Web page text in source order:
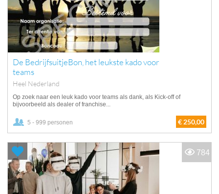
De BedrijfsuitjeBon, het leukste kado voor
teams
Heel Nederland
Op zoek naar een leuk kado voor teams als dank, als Kick-off of
bijvoorbeeld als dealer of franchise...
5 - 999 personen € 250,00
784